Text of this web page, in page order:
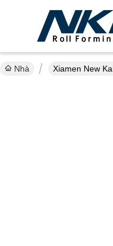
Nhà Xiamen New